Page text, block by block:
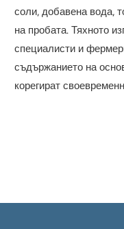
соли, добавена вода,
на пробата. Тяхното
специалисти и
съдържанието на
корегират